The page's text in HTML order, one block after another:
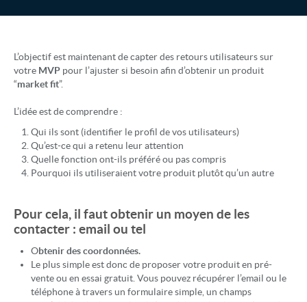
L’objectif est maintenant de capter des retours utilisateurs sur
votre MVP pour l’ajuster si besoin afin d’obtenir un produit
“market fit”.
L’idée est de comprendre :
Qui ils sont (identifier le profil de vos utilisateurs)
Qu’est-ce qui a retenu leur attention
Quelle fonction ont-ils préféré ou pas compris
Pourquoi ils utiliseraient votre produit plutôt qu’un autre
Pour cela, il faut obtenir un moyen de les
contacter : email ou tel
Obtenir des coordonnées.
Le plus simple est donc de proposer votre produit en pré-
vente ou en essai gratuit. Vous pouvez récupérer l’email ou le
téléphone à travers un formulaire simple, un champs